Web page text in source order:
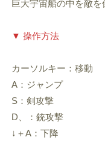
巨大宇宙船の中を敵を
▼ 操作方法
カーソルキー：移動
A：ジャンプ
S：剣攻撃
D、：銃攻撃
↓＋A：下降